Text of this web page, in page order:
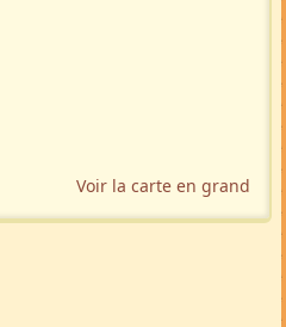
Voir la carte en grand